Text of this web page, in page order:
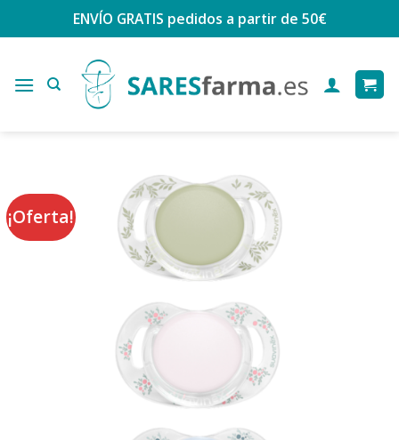
ENVÍO GRATIS pedidos a partir de 50€
¡Oferta!